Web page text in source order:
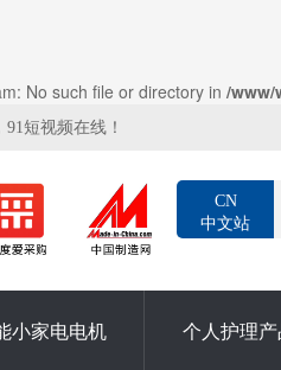
No such file or directory in /
短视频在线！
CN
中文站
小家电电机 个人护理